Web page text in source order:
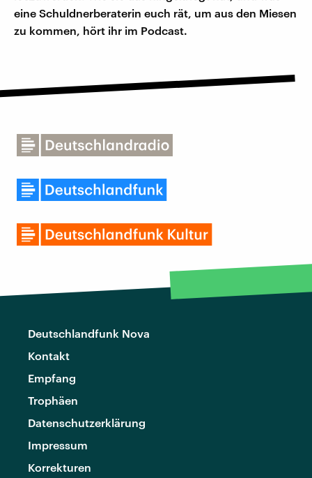
eine Schuldnerberaterin euch rät, um aus den Miesen
zu kommen, hört ihr im Podcast.
Deutschlandfunk Nova
Kontakt
Empfang
Trophäen
Datenschutzerklärung
Impressum
Korrekturen